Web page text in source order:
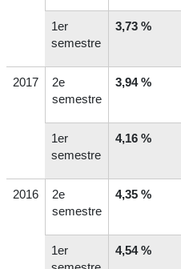
1er
semestre
3,73 %
2017 2e
semestre
3,94 %
1er
semestre
4,16 %
2016 2e
semestre
4,35 %
1er
4,54 %